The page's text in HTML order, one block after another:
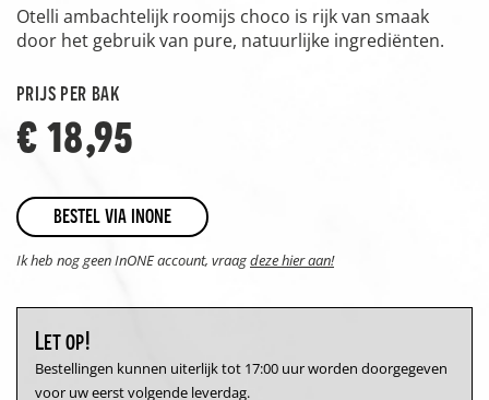
Otelli ambachtelijk roomijs choco is rijk van smaak
door het gebruik van pure, natuurlijke ingrediënten.
prijs per bak
€ 18,95
bestel via inone
Ik heb nog geen InONE account, vraagdeze hier aan!
Let op!
Bestellingen kunnen uiterlijk tot 17:00 uur worden doorgegeven
voor uw eerst volgende leverdag.